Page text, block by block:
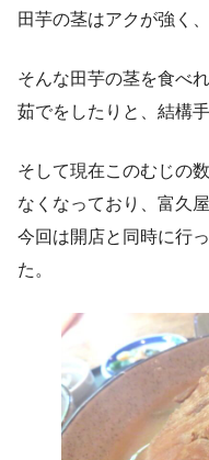
田芋の茎はアクが強く
そんな田芋の茎を食べ
茹でをしたりと、結構
そして現在このむじの
なくなっており、富久
今回は開店と同時に行
た。